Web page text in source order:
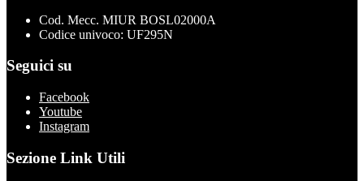
Cod. Mecc. MIUR BOSL02000A
Codice univoco: UF295N
Seguici su
Facebook
Youtube
Instagram
Sezione Link Utili